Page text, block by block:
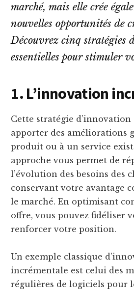
marché, mais elle crée
nouvelles opportunités de
Découvrez cinq stratégies
essentielles pour stimuler
1. L’innovation
Cette stratégie d’innovation
apporter des améliorations
produit ou à un service
approche vous permet de
l’évolution des besoins des
conservant votre avantage
le marché. En optimisant
offre, vous pouvez fidéliser
renforcer votre position.
Un exemple classique
incrémentale est celui des
régulières de logiciels pour